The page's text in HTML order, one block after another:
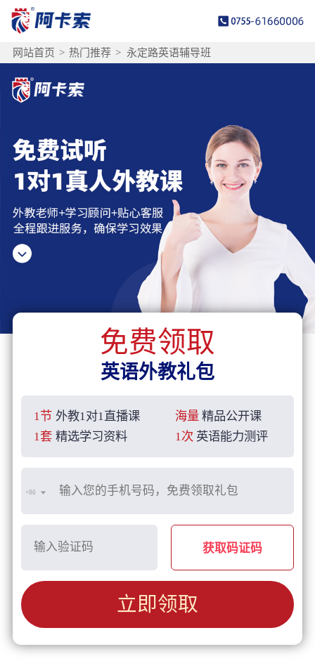
网站首页 > 热门推荐 > 永定路英语辅导班
免费领取
英语外教礼包
1节 外教1对1直播课 海量 精品公开课
1套 精选学习资料 1次 英语能力测评
+86
获取码证码
立即领取